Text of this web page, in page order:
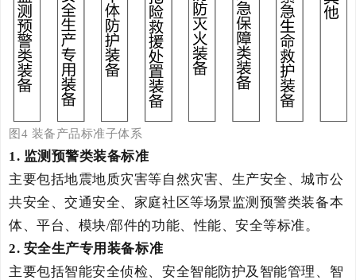
图 4 装备产品标准子体系
1. 监测预警类装备标准
主要包括地震地质灾害等自然灾害、生产安全、城市公
共安全、交通安全、家庭社区等场景监测预警类装备本
体、平台、模块/部件的功能、性能、安全等标准。
2. 安全生产专用装备标准
主要包括智能安全侦检、安全智能防护及智能管理、智